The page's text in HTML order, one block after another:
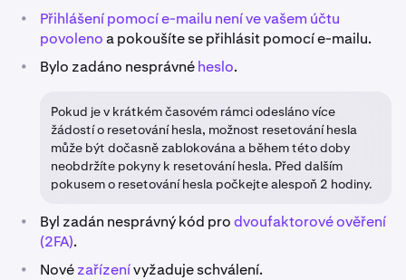
•
Přihlášení pomocí e-mailu není ve vašem účtu
povolenoa pokoušíte se přihlásit pomocí e-mailu.
• Bylo zadáno nesprávnéheslo.
Pokud je v krátkém časovém rámci odesláno více
žádostí o resetování hesla, možnost resetování hesla
může být dočasně zablokována a během této doby
neobdržíte pokyny k resetování hesla. Před dalším
pokusem o resetování hesla počkejte alespoň 2 hodiny.
• Byl zadán nesprávný kód prodvoufaktorové ověření
(2FA).
• Novézařízenívyžaduje schválení.